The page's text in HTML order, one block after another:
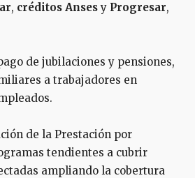
, créditos Ansesy Progresar,
de jubilaciones y pensiones,
a trabajadores en
de la Prestación por
tendientes a cubrir
ampliando la cobertura